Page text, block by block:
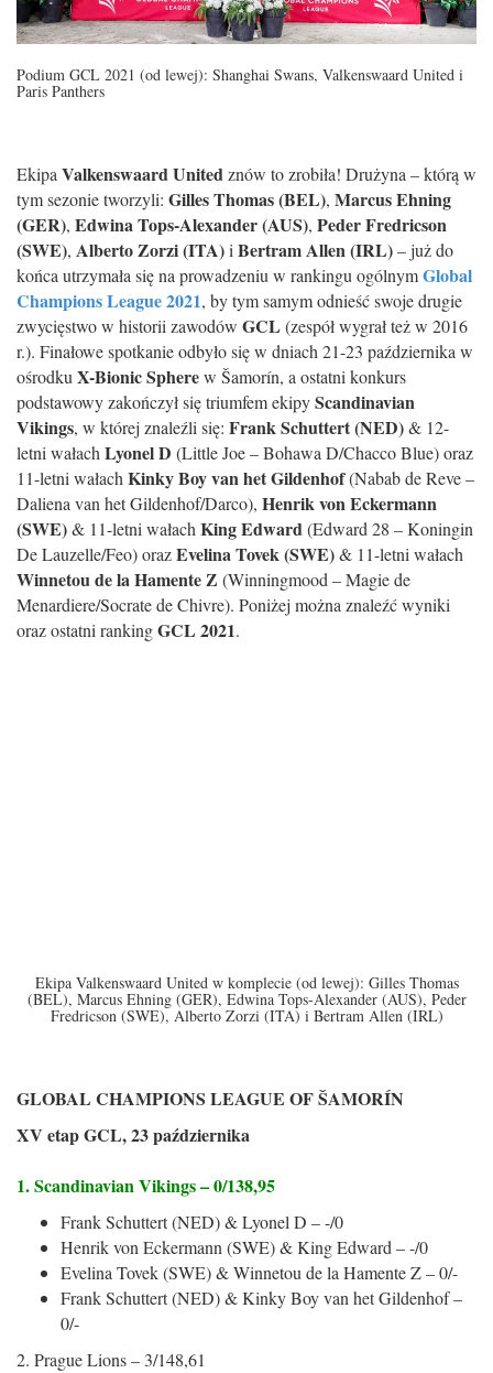
Podium GCL 2021 (od lewej): Shanghai Swans, Valkenswaard United i
Paris Panthers
Ekipa Valkenswaard United znów to zrobiła! Drużyna – którą w
tym sezonie tworzyli: Gilles Thomas (BEL), Marcus Ehning
(GER), Edwina Tops-Alexander (AUS), Peder Fredricson
(SWE), Alberto Zorzi (ITA)i Bertram Allen (IRL)– już do
końca utrzymała się na prowadzeniu w rankingu ogólnymGlobal
Champions League 2021, by tym samym odnieść swoje drugie
zwycięstwo w historii zawodów GCL (zespół wygrał też w 2016
r.). Finałowe spotkanie odbyło się w dniach 21-23 października w
ośrodku X-Bionic Spherew Šamorín, a ostatni konkurs
podstawowy zakończył się triumfem ekipyScandinavian
Vikings, w której znaleźli się: Frank Schuttert (NED)& 12-
letni wałach Lyonel D (Little Joe – Bohawa D/Chacco Blue) oraz
11-letni wałach Kinky Boy van het Gildenhof(Nabab de Reve –
Daliena van het Gildenhof/Darco), Henrik von Eckermann
(SWE)& 11-letni wałach King Edward (Edward 28 – Koningin
De Lauzelle/Feo) orazEvelina Tovek (SWE)& 11-letni wałach
Winnetou de la Hamente Z (Winningmood – Magie de
Menardiere/Socrate de Chivre). Poniżej można znaleźć wyniki
oraz ostatni rankingGCL 2021.
Ekipa Valkenswaard United w komplecie (od lewej): Gilles Thomas
(BEL), Marcus Ehning (GER), Edwina Tops-Alexander (AUS), Peder
Fredricson (SWE), Alberto Zorzi (ITA) i Bertram Allen (IRL)
GLOBAL CHAMPIONS LEAGUE OF ŠAMORÍN
XV etap GCL, 23 października
1. Scandinavian Vikings – 0/138,95
Frank Schuttert (NED) & Lyonel D – -/0
Henrik von Eckermann (SWE) & King Edward – -/0
Evelina Tovek (SWE) & Winnetou de la Hamente Z – 0/-
Frank Schuttert (NED) & Kinky Boy van het Gildenhof –
0/-
2. Prague Lions – 3/148,61